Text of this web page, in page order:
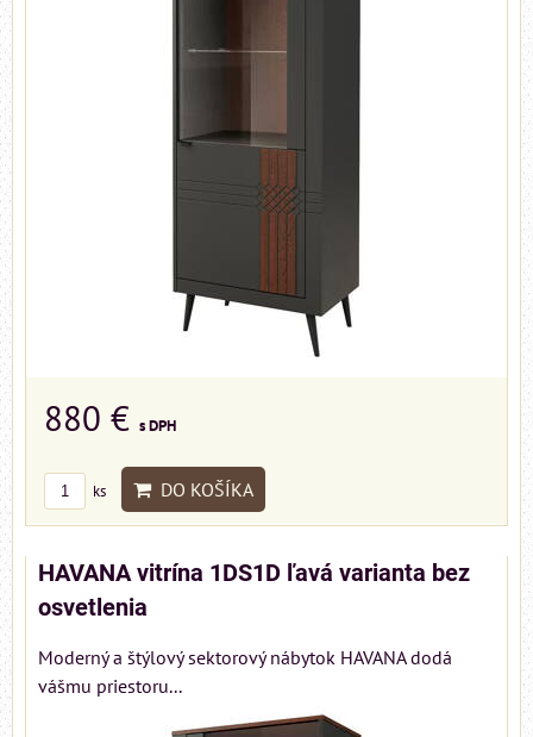
880 € s DPH
ks DO KOŠÍKA
HAVANA vitrína 1DS1D ľavá varianta bez
osvetlenia
Moderný a štýlový sektorový nábytok HAVANA dodá
vášmu priestoru...